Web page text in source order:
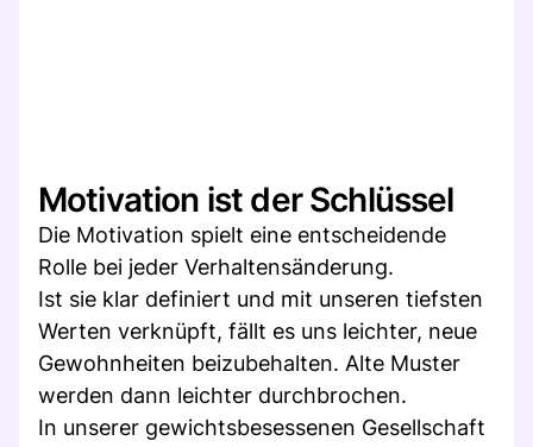
Motivation ist der Schlüssel
Die Motivation spielt eine entscheidende
Rolle bei jeder Verhaltensänderung.
Ist sie klar definiert und mit unseren tiefsten
Werten verknüpft, fällt es uns leichter, neue
Gewohnheiten beizubehalten. Alte Muster
werden dann leichter durchbrochen.
In unserer gewichtsbesessenen Gesellschaft